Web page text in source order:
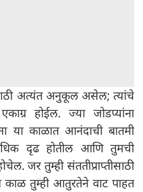
अत्यंत अनुकूल असेल; त्यांचे
होईल. ज्या जोडप्यांना
या काळात आनंदाची बातमी
दृढ होतील आणि तुमची
जर तुम्ही संततीप्राप्तीसाठी
काळ तुम्ही आतुरतेने वाट पाहत